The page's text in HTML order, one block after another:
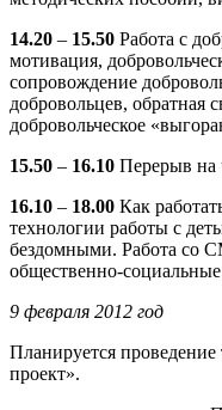
14.20 – 15.50 Работа с
мотивация,
сопровождение
добровольцев, обратная
добровольческое
15.50 – 16.10 Перерыв на
16.10 – 18.00 Как
технологии работы с
бездомными. Работа со
общественно-
9 февраля 2012 год
Планируется
проект».